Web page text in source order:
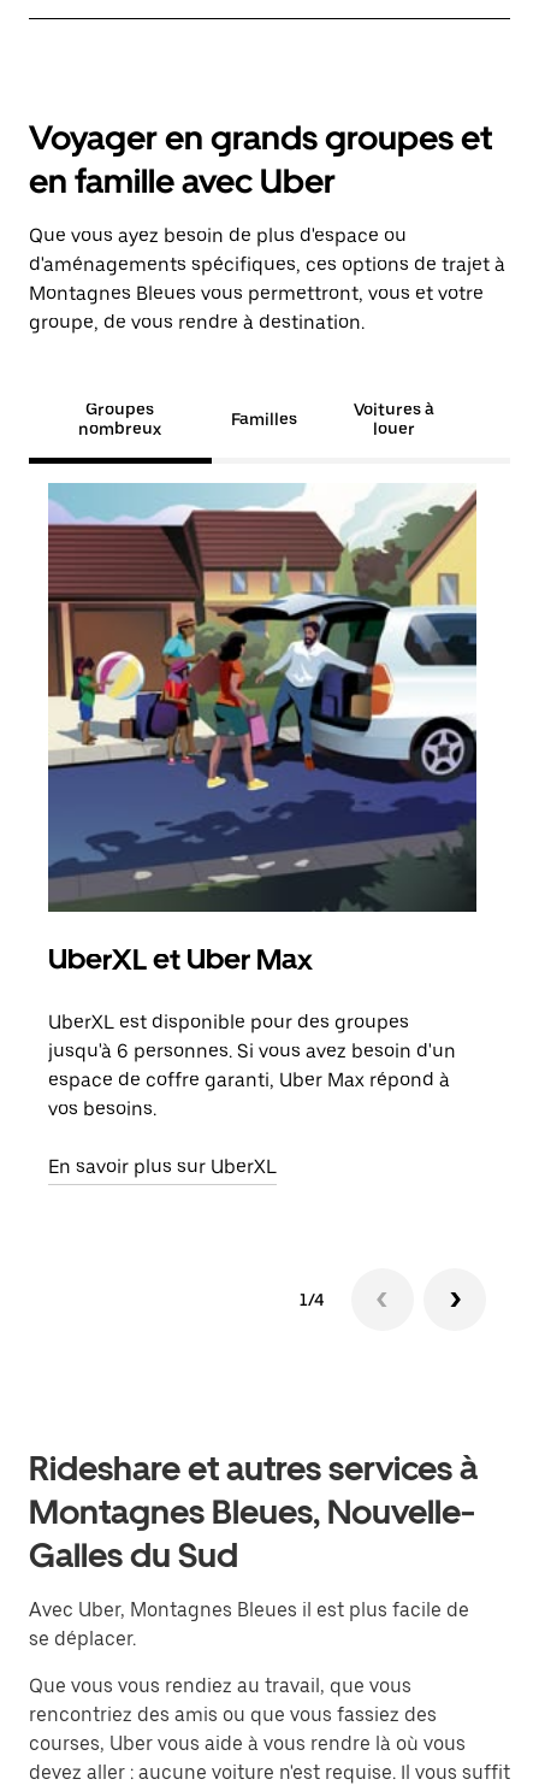
Voyager en grands groupes et
en famille avec Uber
Que vous ayez besoin de plus d'espace ou
d'aménagements spécifiques, ces options de trajet à
Montagnes Bleues vous permettront, vous et votre
groupe, de vous rendre à destination.
Groupes
nombreux
Familles
Voitures à
louer
UberXL et Uber Max
UberXL est disponible pour des groupes
jusqu'à 6 personnes. Si vous avez besoin d'un
espace de coffre garanti, Uber Max répond à
vos besoins.
En savoir plus sur UberXL
1/4
Rideshare et autres services à
Montagnes Bleues, Nouvelle-
Galles du Sud
Avec Uber, Montagnes Bleues il est plus facile de
se déplacer.
Que vous vous rendiez au travail, que vous
rencontriez des amis ou que vous fassiez des
courses, Uber vous aide à vous rendre là où vous
devez aller : aucune voiture n'est requise. Il vous suffit